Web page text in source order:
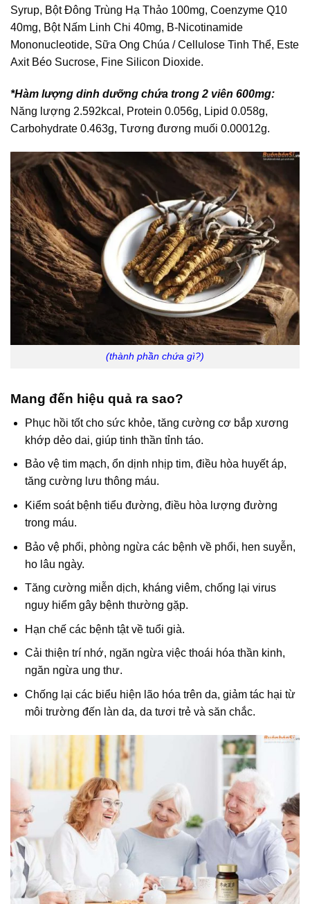
Syrup, Bột Đông Trùng Hạ Thảo 100mg, Coenzyme Q10
40mg, Bột Nấm Linh Chi 40mg, Β-Nicotinamide
Mononucleotide, Sữa Ong Chúa / Cellulose Tinh Thể, Este
Axit Béo Sucrose, Fine Silicon Dioxide.
*Hàm lượng dinh dưỡng chứa trong 2 viên 600mg:
Năng lượng 2.592kcal, Protein 0.056g, Lipid 0.058g,
Carbohydrate 0.463g, Tương đương muối 0.00012g.
(thành phần chứa gì?)
Mang đến hiệu quả ra sao?
Phục hồi tốt cho sức khỏe, tăng cường cơ bắp xương
khớp dẻo dai, giúp tinh thần tỉnh táo.
Bảo vệ tim mạch, ổn dịnh nhịp tim, điều hòa huyết áp,
tăng cường lưu thông máu.
Kiểm soát bệnh tiểu đường, điều hòa lượng đường
trong máu.
Bảo vệ phổi, phòng ngừa các bệnh về phổi, hen suyễn,
ho lâu ngày.
Tăng cường miễn dịch, kháng viêm, chống lại virus
nguy hiểm gây bệnh thường gặp.
Hạn chế các bệnh tật về tuổi già.
Cải thiện trí nhớ, ngăn ngừa việc thoái hóa thần kinh,
ngăn ngừa ung thư.
Chống lại các biểu hiện lão hóa trên da, giảm tác hại từ
môi trường đến làn da, da tươi trẻ và săn chắc.